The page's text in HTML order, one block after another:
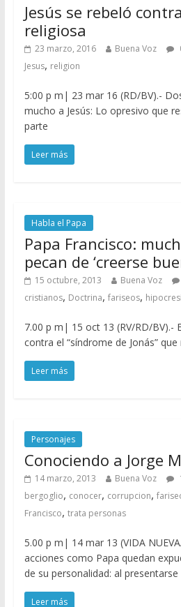
Jesús se rebeló
religiosa
23 marzo, 2016 Buena Voz
Jesus, religion
5:00 p m| 23 mar 16 (RD/BV).-
mucho a Jesús: Lo opresivo que
parte
Leer más
Habla el Papa
Papa Francisco:
pecan de ‘creerse
15 octubre, 2013 Buena Voz
cristianos, Doctrina, fariseos,
7.00 p m| 15 oct 13 (RV/RD/BV).-
contra el “síndrome de Jonás”
Leer más
Personajes
Conociendo a Jorge
14 marzo, 2013 Buena Voz
bergoglio, conocer, corrupcion,
Francisco, trata personas
5.00 p m| 14 mar 13 (VIDA
acciones como Papa quedan
de su personalidad: al presentarse
Leer más